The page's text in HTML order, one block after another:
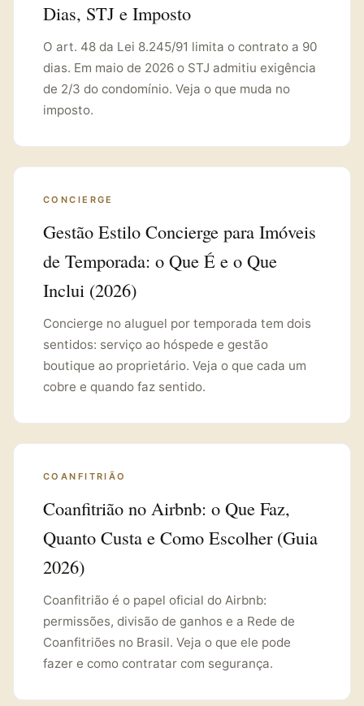
Dias, STJ e Imposto
O art. 48 da Lei 8.245/91 limita o contrato a 90
dias. Em maio de 2026 o STJ admitiu exigência
de 2/3 do condomínio. Veja o que muda no
imposto.
CONCIERGE
Gestão Estilo Concierge para Imóveis
de Temporada: o Que É e o Que
Inclui (2026)
Concierge no aluguel por temporada tem dois
sentidos: serviço ao hóspede e gestão
boutique ao proprietário. Veja o que cada um
cobre e quando faz sentido.
COANFITRIÃO
Coanfitrião no Airbnb: o Que Faz,
Quanto Custa e Como Escolher (Guia
2026)
Coanfitrião é o papel oficial do Airbnb:
permissões, divisão de ganhos e a Rede de
Coanfitriões no Brasil. Veja o que ele pode
fazer e como contratar com segurança.